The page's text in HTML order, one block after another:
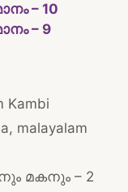
– 10
– 9
Kambi
, malayalam
മകനും – 2